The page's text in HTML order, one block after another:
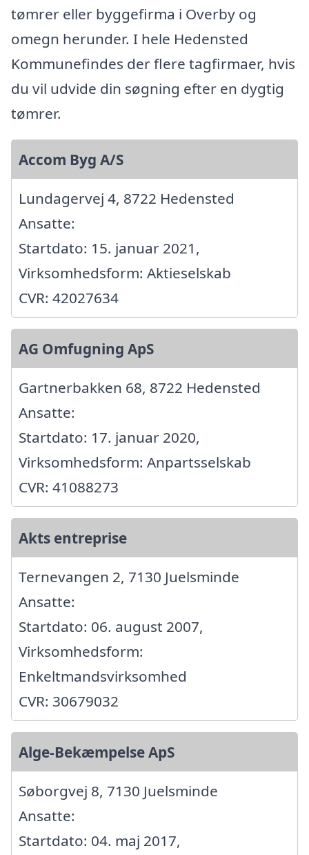
tømrer eller byggefirma i Overby og
omegn herunder. I hele Hedensted
Kommunefindes der flere tagfirmaer, hvis
du vil udvide din søgning efter en dygtig
tømrer.
Accom Byg A/S
Lundagervej 4, 8722 Hedensted
Ansatte:
Startdato: 15. januar 2021,
Virksomhedsform: Aktieselskab
CVR: 42027634
AG Omfugning ApS
Gartnerbakken 68, 8722 Hedensted
Ansatte:
Startdato: 17. januar 2020,
Virksomhedsform: Anpartsselskab
CVR: 41088273
Akts entreprise
Ternevangen 2, 7130 Juelsminde
Ansatte:
Startdato: 06. august 2007,
Virksomhedsform:
Enkeltmandsvirksomhed
CVR: 30679032
Alge-Bekæmpelse ApS
Søborgvej 8, 7130 Juelsminde
Ansatte:
Startdato: 04. maj 2017,